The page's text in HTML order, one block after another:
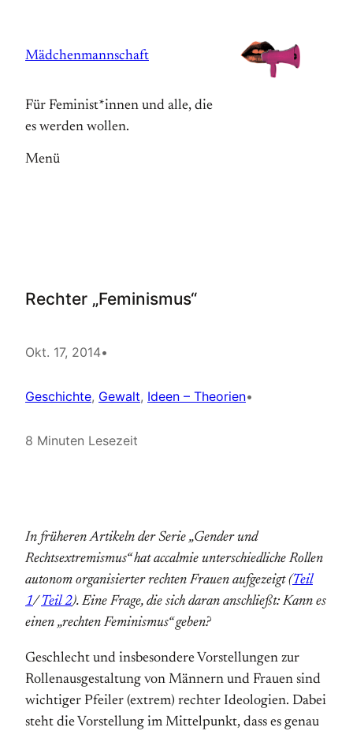
springen
Mädchenmannschaft
Für Feminist*innen und alle, die
es werden wollen.
Menü
Rechter „Feminismus“
Okt. 17, 2014•
Geschichte, Gewalt, Ideen – Theorien•
8 Minuten Lesezeit
In früheren Artikeln der Serie „Gender und
Rechtsextremismus“ hat accalmie unterschiedliche Rollen
autonom organisierter rechten Frauen aufgezeigt (Teil
1/ Teil 2). Eine Frage, die sich daran anschließt: Kann es
einen „rechten Feminismus“ geben?
Geschlecht und insbesondere Vorstellungen zur
Rollenausgestaltung von Männern und Frauen sind
wichtiger Pfeiler (extrem) rechter Ideologien. Dabei
steht die Vorstellung im Mittelpunkt, dass es genau